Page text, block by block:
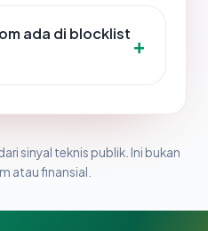
ada di blocklist
sinyal teknis publik. Ini bukan
atau finansial.